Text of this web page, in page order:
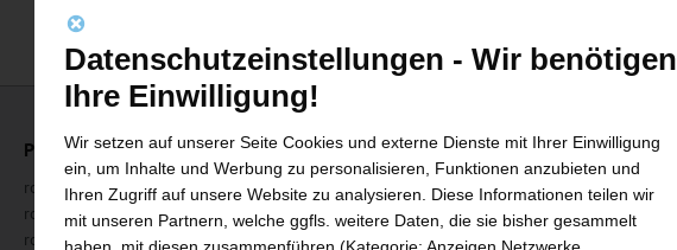
PRODUKTE
roll-ex® Zahnradpumpe
roll-ex® Add-on Version
roll-ex® TRF
ANWENDUNGEN
Feinstrainern
Präzise Extrusion
Hochdruckanwendung
SERVICE
After-Sales Service
Ersatzteil Service
Remote Service
Datenschutzeinstellungen - Wir benötigen
Ihre Einwilligung!
Wir setzen auf unserer Seite Cookies und externe Dienste mit Ihrer Einwilligung
ein, um Inhalte und Werbung zu personalisieren, Funktionen anzubieten und
Ihren Zugriff auf unsere Website zu analysieren. Diese Informationen teilen wir
mit unseren Partnern, welche ggfls. weitere Daten, die sie bisher gesammelt